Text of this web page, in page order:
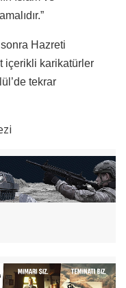
Hazreti
içerikli karikatürler
tekrar